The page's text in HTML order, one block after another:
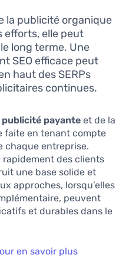
la publicité organique
efforts, elle peut
long terme. Une
SEO efficace peut
haut des SERPs
continues.
publicité payante et de la
faite en tenant compte
chaque entreprise.
rapidement des clients
une base solide et
approches, lorsqu’elles
peuvent
et durables dans le
en savoir plus